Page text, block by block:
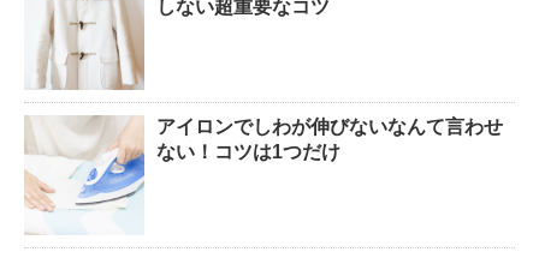
しない超重要なコツ
アイロンでしわが伸びないなんて言わせ
ない！コツは1つだけ